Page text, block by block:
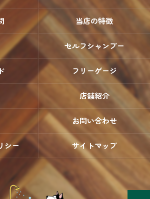
当店の特徴
セルフシャンプー
フリーゲージ
店舗紹介
お問い合わせ
シー サイトマップ